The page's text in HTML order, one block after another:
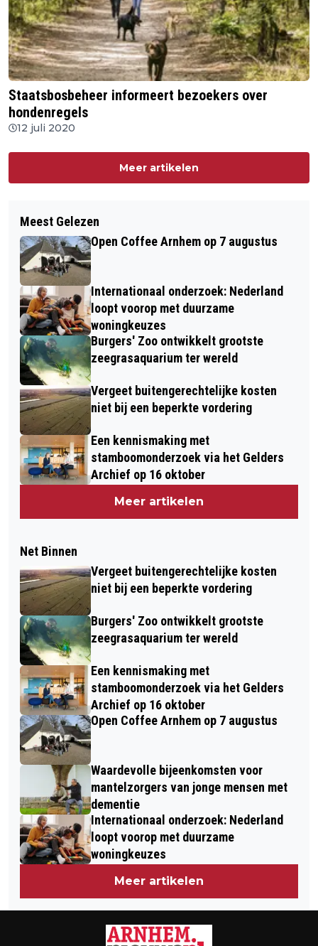
Staatsbosbeheer informeert bezoekers over
hondenregels
12 juli 2020
Meer artikelen
Meest Gelezen
Open Coffee Arnhem op 7 augustus
Internationaal onderzoek: Nederland
loopt voorop met duurzame
woningkeuzes
Burgers' Zoo ontwikkelt grootste
zeegrasaquarium ter wereld
Vergeet buitengerechtelijke kosten
niet bij een beperkte vordering
Een kennismaking met
stamboomonderzoek via het Gelders
Archief op 16 oktober
Meer artikelen
Net Binnen
Vergeet buitengerechtelijke kosten
niet bij een beperkte vordering
Burgers' Zoo ontwikkelt grootste
zeegrasaquarium ter wereld
Een kennismaking met
stamboomonderzoek via het Gelders
Archief op 16 oktober
Open Coffee Arnhem op 7 augustus
Waardevolle bijeenkomsten voor
mantelzorgers van jonge mensen met
dementie
Internationaal onderzoek: Nederland
loopt voorop met duurzame
woningkeuzes
Meer artikelen